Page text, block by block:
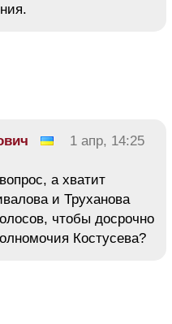
1 апр, 14:25
а хватит
и Труханова
чтобы досрочно
Костусева?